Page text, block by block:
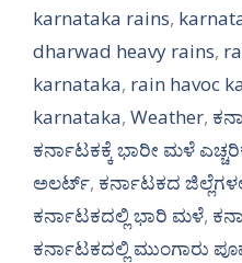
karnataka rains,
dharwad heavy rains,
karnataka, rain havoc
karnataka, Weather,
ಕರ್ನಾಟಕಕ್ಕೆ ಭಾರೀ ಮಳೆ
ಅಲರ್ಟ್‌, ಕರ್ನಾಟಕದ
ಕರ್ನಾಟಕದಲ್ಲಿ ಭಾರಿ ಮಳೆ,
ಕರ್ನಾಟಕದಲ್ಲಿ ಮುಂಗಾರು